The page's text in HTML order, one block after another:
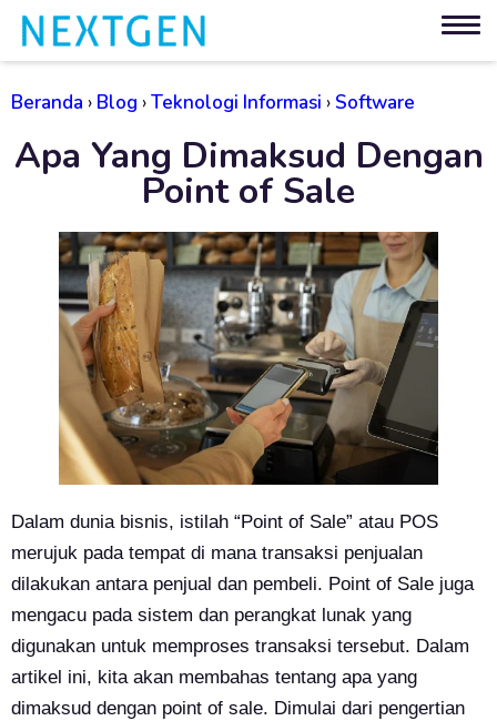
Beranda › Blog ›Teknologi Informasi › Software
Apa Yang Dimaksud Dengan
Point of Sale
Dalam dunia bisnis, istilah “Point of Sale” atau POS
merujuk pada tempat di mana transaksi penjualan
dilakukan antara penjual dan pembeli. Point of Sale juga
mengacu pada sistem dan perangkat lunak yang
digunakan untuk memproses transaksi tersebut. Dalam
artikel ini, kita akan membahas tentang apa yang
dimaksud dengan point of sale. Dimulai dari pengertian